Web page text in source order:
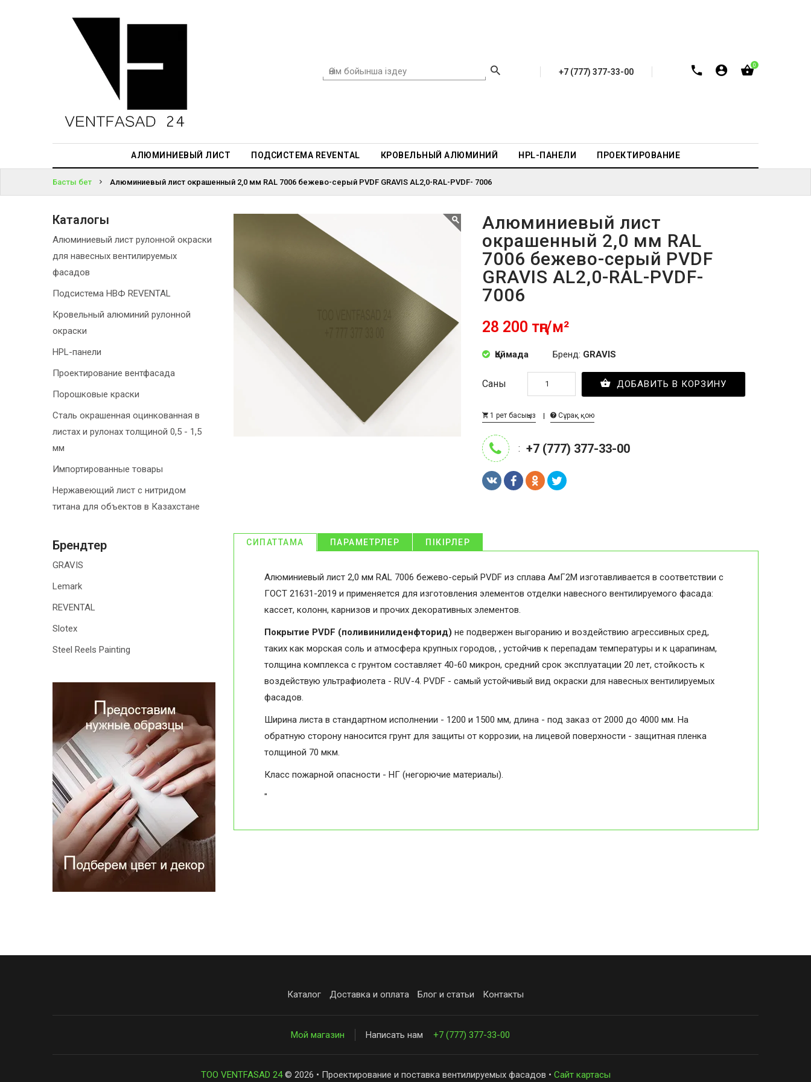
+7 (777) 377-33-00
0
АЛЮМИНИЕВЫЙ ЛИСТ ПОДСИСТЕМА REVENTAL КРОВЕЛЬНЫЙ АЛЮМИНИЙ HPL-ПАНЕЛИ ПРОЕКТИРОВАНИЕ
АЛЮМИНИЕВЫЙ
ПРОЕКТИРОВАНИЕ
КІРІҢІЗ
ПАРОЛЬДІ
БА?
Басты бет Алюминиевый лист окрашенный 2,0 мм RAL 7006 бежево-серый PVDF GRAVIS AL2,0-RAL-PVDF- 7006
Алюминиевый лист
окрашенный 2,0 мм RAL
7006 бежево-серый PVDF
GRAVIS AL2,0-RAL-PVDF-
7006
28 200 тңг/м²
Қоймада Бренд: GRAVIS
Саны ДОБАВИТЬ В КОРЗИНУ
1 рет басыңыз Сұрақ қою
: +7 (777) 377-33-00
СИПАТТАМА ПАРАМЕТРЛЕР ПІКІРЛЕР
Алюминиевый лист 2,0 мм RAL 7006 бежево-серый PVDF из сплава АмГ2М изготавливается в соответствии с
ГОСТ 21631-2019 и применяется для изготовления элементов отделки навесного вентилируемого фасада:
кассет, колонн, карнизов и прочих декоративных элементов.
Покрытие PVDF (поливинилиденфторид) не подвержен выгоранию и воздействию агрессивных сред,
таких как морская соль и атмосфера крупных городов, , устойчив к перепадам температуры и к царапинам,
толщина комплекса с грунтом составляет 40-60 микрон, средний срок эксплуатации 20 лет, стойкость к
воздействую ультрафиолета - RUV-4. PVDF - самый устойчивый вид окраски для навесных вентилируемых
фасадов.
Ширина листа в стандартном исполнении - 1200 и 1500 мм, длина - под заказ от 2000 до 4000 мм. На
обратную сторону наносится грунт для защиты от коррозии, на лицевой поверхности - защитная пленка
толщиной 70 мкм.
Класс пожарной опасности - НГ (негорючие материалы).
"
Каталогы
Алюминиевый лист рулонной окраски
для навесных вентилируемых
фасадов
Подсистема НВФ REVENTAL
Кровельный алюминий рулонной
окраски
HPL-панели
Проектирование вентфасада
Порошковые краски
Сталь окрашенная оцинкованная в
листах и рулонах толщиной 0,5 - 1,5
мм
Импортированные товары
Нержавеющий лист с нитридом
титана для объектов в Казахстане
Брендтер
GRAVIS
Lemark
REVENTAL
Slotex
Steel Reels Painting
Каталог Доставка и оплата Блог и статьи Контакты
Мой магазин Написать нам +7 (777) 377-33-00
ТОО VENTFASAD 24© 2026 • Проектирование и поставка вентилируемых фасадов • Сайт картасы